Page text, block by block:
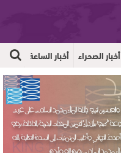
أخبار الصحراء أخبار الساعة